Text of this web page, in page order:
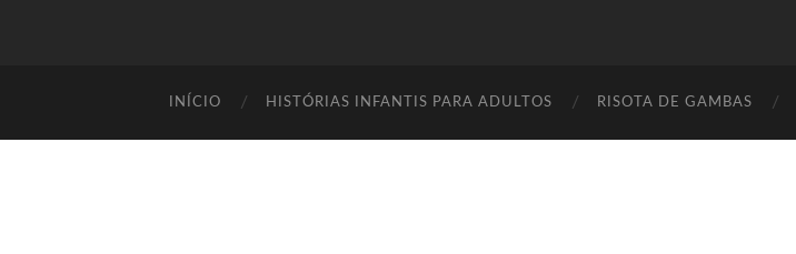
INÍCIO HISTÓRIAS INFANTIS PARA ADULTOS RISOTA DE GAMBAS